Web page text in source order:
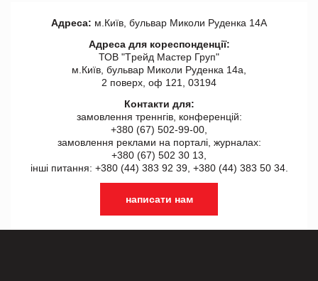
Адреса: м.Київ, бульвар Миколи Руденка 14А
Адреса для кореспонденції:
ТОВ "Tрейд Мастер Груп"
м.Київ, бульвар Миколи Руденка 14а,
2 поверх, оф 121, 03194
Контакти для:
замовлення треннгів, конференцій:
+380 (67) 502-99-00,
замовлення реклами на порталі, журналах:
+380 (67) 502 30 13,
інші питання: +380 (44) 383 92 39, +380 (44) 383 50 34.
написати нам